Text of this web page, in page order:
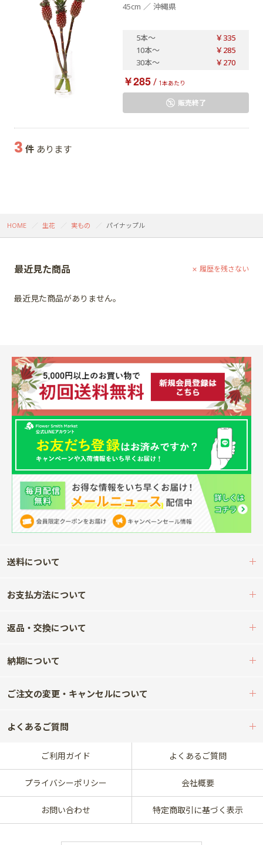
45cm ／ 沖縄県
5本～
￥335
10本～
￥285
30本～ ￥270
￥285/ 1本あたり
販売終了
3 件 あります
HOME 生花 実もの パイナップル
最近見た商品
最近見た商品がありません。
履歴を残さない
送料について
お支払方法について
返品・交換について
納期について
ご注文の変更・キャンセルについて
よくあるご質問
ご利用ガイド よくあるご質問
プライバシーポリシー 会社概要
お問い合わせ 特定商取引に基づく表示